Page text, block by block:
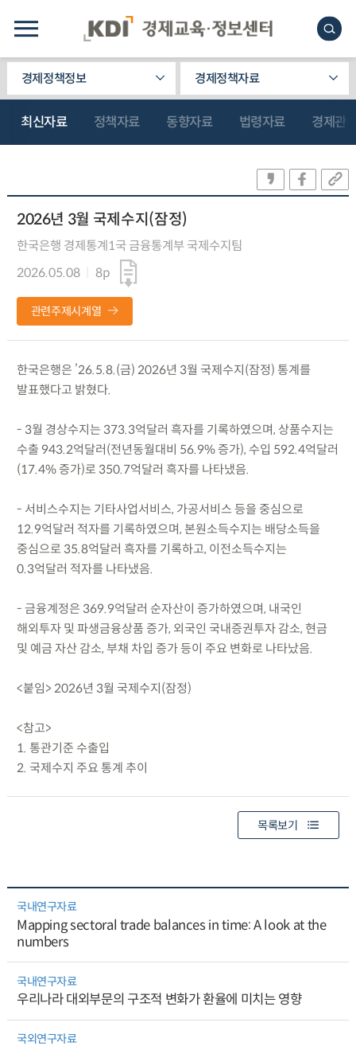
경제정책정보 경제정책자료
최신자료 정책자료 동향자료 법령자료 경제관
2026년 3월 국제수지(잠정)
한국은행 경제통계1국 금융통계부 국제수지팀
2026.05.08
8p
관련주제시계열
한국은행은 ’26.5.8.(금) 2026년 3월 국제수지(잠정) 통계를
발표했다고 밝혔다.
- 3월 경상수지는 373.3억달러 흑자를 기록하였으며, 상품수지는
수출 943.2억달러(전년동월대비 56.9% 증가), 수입 592.4억달러
(17.4% 증가)로 350.7억달러 흑자를 나타냈음.
- 서비스수지는 기타사업서비스, 가공서비스 등을 중심으로
12.9억달러 적자를 기록하였으며, 본원소득수지는 배당소득을
중심으로 35.8억달러 흑자를 기록하고, 이전소득수지는
0.3억달러 적자를 나타냈음.
- 금융계정은 369.9억달러 순자산이 증가하였으며, 내국인
해외투자 및 파생금융상품 증가, 외국인 국내증권투자 감소, 현금
및 예금 자산 감소, 부채 차입 증가 등이 주요 변화로 나타났음.
<붙임> 2026년 3월 국제수지(잠정)
<참고>
1. 통관기준 수출입
2. 국제수지 주요 통계 추이
목록보기
국내연구자료
Mapping sectoral trade balances in time: A look at the
numbers
국내연구자료
우리나라 대외부문의 구조적 변화가 환율에 미치는 영향
국외연구자료